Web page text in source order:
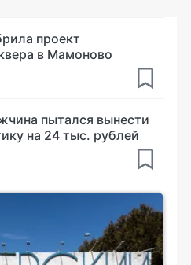
проект
в Мамоново
пытался вынести
на 24 тыс. рублей